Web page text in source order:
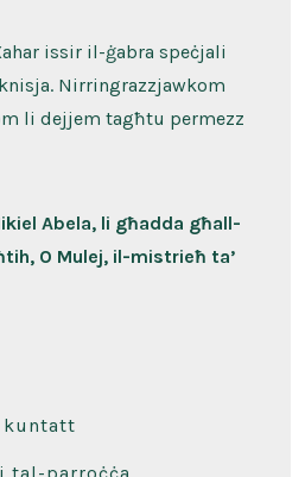
issir il-ġabra speċjali
Nirringrazzjawkom
li dejjem tagħtu permezz
Abela, li għadda għall-
O Mulej, il-mistrieħ ta’
kuntatt